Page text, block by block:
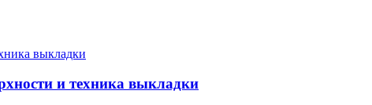
и техника выкладки